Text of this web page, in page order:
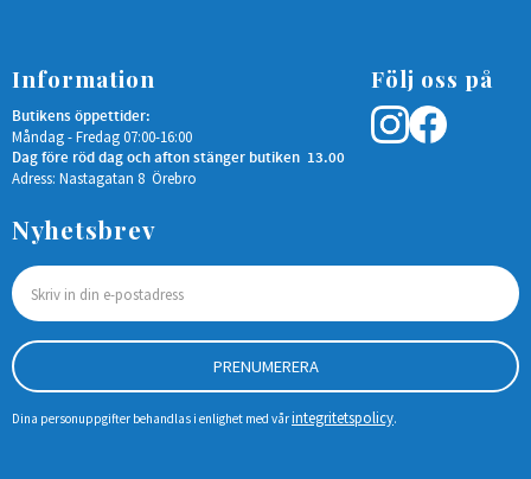
Information
Butikens öppettider:
Måndag - Fredag 07:00-16:00
Dag före röd dag och afton stänger butiken 13.00
Adress: Nastagatan 8 Örebro
Följ oss på
Nyhetsbrev
PRENUMERERA
Dina personuppgifter behandlas i enlighet med vårintegritetspolicy.